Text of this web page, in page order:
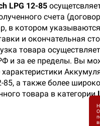
LPG 12-85
счета
в котором
и окончательная
товара
и за ее пределы. Вы
85, а также более
товара в категории